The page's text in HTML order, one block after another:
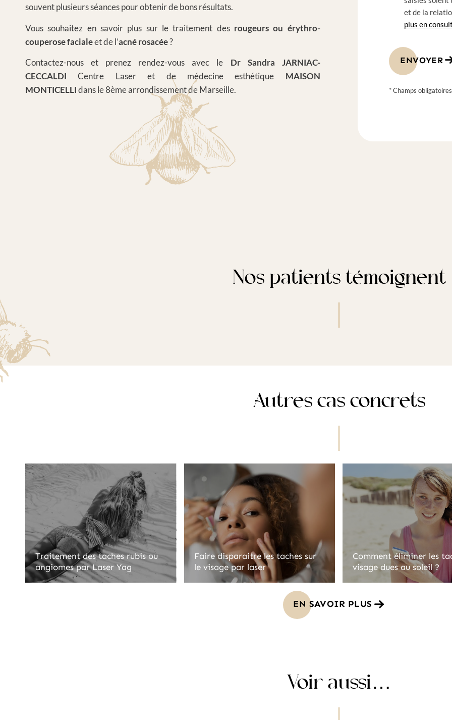
souvent plusieurs séances pour obtenir de bons résultats.
Vous souhaitez en savoir plus sur le traitement des rougeurs ou érythro-
couperose facialeet de l’acné rosacée?
Contactez-nous et prenez rendez-vous avec le Dr Sandra JARNIAC-
CECCALDI Centre Laser et de médecine esthétique MAISON
MONTICELLIdans le 8ème arrondissement de Marseille.
et de la
plus en
ENVOYER
* Champs obligatoires
Nos patients témoignent
Autres cas concrets
Traitement des taches rubis ou
angiomes par Laser Yag
Faire disparaitre les taches sur
le visage par laser
Comment éliminer les
visage dues au soleil ?
EN SAVOIR PLUS
Voir aussi…